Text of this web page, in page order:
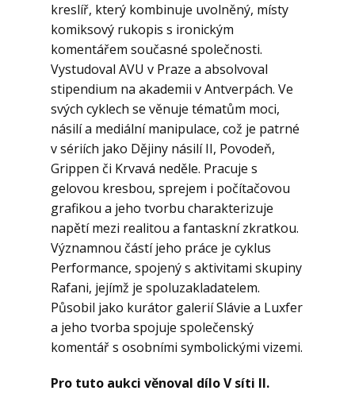
kreslíř, který kombinuje uvolněný, místy
komiksový rukopis s ironickým
komentářem současné společnosti.
Vystudoval AVU v Praze a absolvoval
stipendium na akademii v Antverpách. Ve
svých cyklech se věnuje tématům moci,
násilí a mediální manipulace, což je patrné
v sériích jako Dějiny násilí II, Povodeň,
Grippen či Krvavá neděle. Pracuje s
gelovou kresbou, sprejem i počítačovou
grafikou a jeho tvorbu charakterizuje
napětí mezi realitou a fantaskní zkratkou.
Významnou částí jeho práce je cyklus
Performance, spojený s aktivitami skupiny
Rafani, jejímž je spoluzakladatelem.
Působil jako kurátor galerií Slávie a Luxfer
a jeho tvorba spojuje společenský
komentář s osobními symbolickými vizemi.
Pro tuto aukci věnoval dílo V síti II.